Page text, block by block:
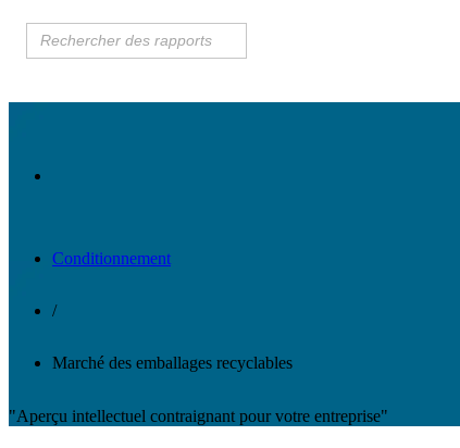
Conditionnement
/
Marché des emballages recyclables
"Aperçu intellectuel contraignant pour votre entreprise"